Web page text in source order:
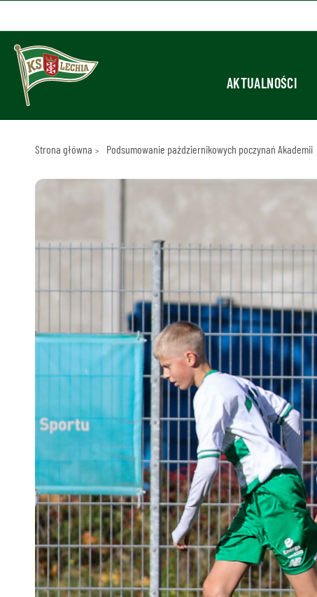
AKTUALNOŚCI
Strona główna Podsumowanie październikowych poczynań Akademii